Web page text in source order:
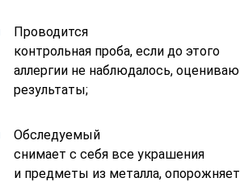
Проводится
контрольная проба, если до этого
аллергии не наблюдалось,
результаты;
Обследуемый
снимает с себя все украшения
и предметы из металла, опорожняет